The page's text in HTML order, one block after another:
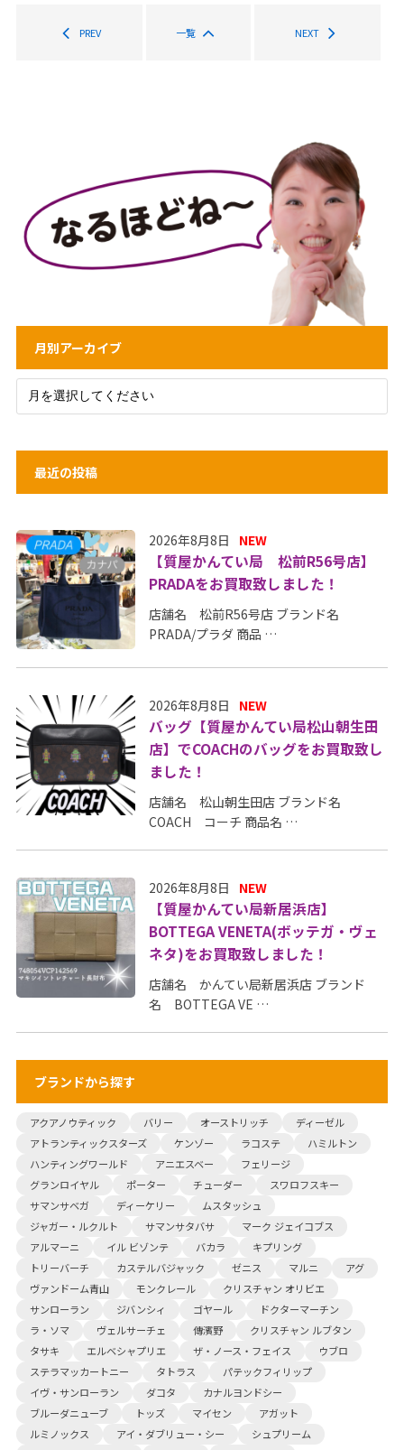
PREV 一覧 NEXT
月別アーカイブ
最近の投稿
2026年8月8日 NEW
【質屋かんてい局 松前R56号店】
PRADAをお買取致しました！
店舗名 松前R56号店 ブランド名
PRADA/プラダ 商品 …
2026年8月8日 NEW
バッグ【質屋かんてい局松山朝生田
店】でCOACHのバッグをお買取致し
ました！
店舗名 松山朝生田店 ブランド名
COACH コーチ 商品名 …
2026年8月8日 NEW
【質屋かんてい局新居浜店】
BOTTEGA VENETA(ボッテガ・ヴェ
ネタ)をお買取致しました！
店舗名 かんてい局新居浜店 ブランド
名 BOTTEGA VE …
ブランドから探す
アクアノウティック バリー オーストリッチ
ディーゼル
アトランティックスターズ
ケンゾー ラコステ
ハミルトン
ハンティングワールド
アニエスベー
フェリージ
グランロイヤル
ポーター チューダー
スワロフスキー
サマンサベガ
ディーケリー
ムスタッシュ
ジャガー・ルクルト
サマンサタバサ
マーク ジェイコブス
アルマーニ
イル ビゾンテ バカラ
キプリング
トリーバーチ
カステルバジャック ゼニス マルニ
アグ
ヴァンドーム青山
モンクレール
クリスチャン オリビエ
サンローラン
ジバンシィ ゴヤール
ドクターマーチン
ラ・ソマ
ヴェルサーチェ 傳濱野
クリスチャン ルブタン
タサキ
エルベシャプリエ ザ・ノース・フェイス
ウブロ
ステラマッカートニー
タトラス
パテックフィリップ
イヴ・サンローラン
ダコタ
カナルヨンドシー
ブルーダニューブ
トッズ マイセン
アガット
ルミノックス
アイ・ダブリュー・シー
シュプリーム